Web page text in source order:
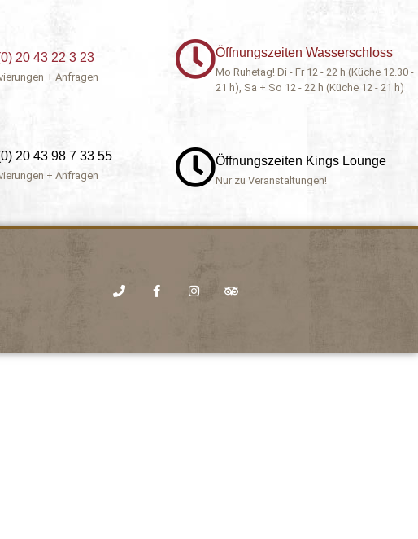
20 43 22 3 23
+ Anfragen
20 43 98 7 33 55
+ Anfragen
Öffnungszeiten Wasserschloss
Mo Ruhetag! Di - Fr 12 - 22 h (Küche 12.30 -
21 h), Sa + So 12 - 22 h (Küche 12 - 21 h)
Öffnungszeiten Kings Lounge
Nur zu Veranstaltungen!